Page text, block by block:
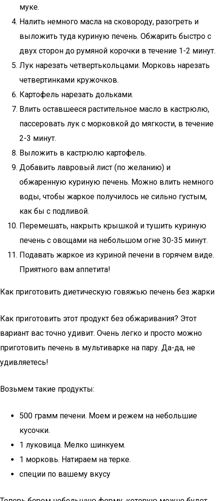
муке.
Налить немного масла на сковороду, разогреть и
выложить туда куриную печень. Обжарить быстро с
двух сторон до румяной корочки в течение 1-2 минут.
Лук нарезать четвертькольцами. Морковь нарезать
четвертинками кружочков.
Картофель нарезать дольками.
Влить оставшееся растительное масло в кастрюлю,
пассеровать лук с морковкой до мягкости, в течение
2-3 минут.
Выложить в кастрюлю картофель.
Добавить лавровый лист (по желанию) и
обжаренную куриную печень. Можно влить немного
воды, чтобы жаркое получилось не сильно густым,
как бы с подливой.
Перемешать, накрыть крышкой и тушить куриную
печень с овощами на небольшом огне 30-35 минут.
Подавать жаркое из куриной печени в горячем виде.
Приятного вам аппетита!
Как приготовить диетическую говяжью печень без жарки
Как приготовить этот продукт без обжаривания? Этот
вариант вас точно удивит. Очень легко и просто можно
приготовить печень в мультиварке на пару. Да-да, не
удивляетесь!
Возьмем такие продукты:
500 грамм печени. Моем и режем на небольшие
кусочки.
1 луковица. Мелко шинкуем.
1 морковь. Натираем на терке.
специи по вашему вкусу